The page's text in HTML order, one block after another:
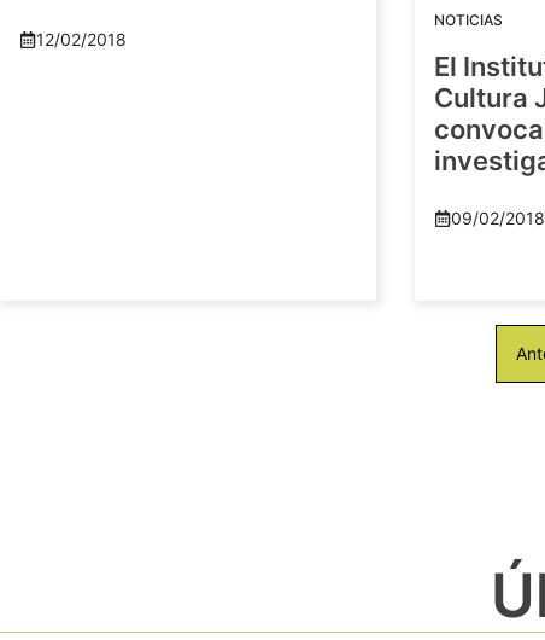
12/02/2018
NOTICIAS
El
Cultura
09/02/2018